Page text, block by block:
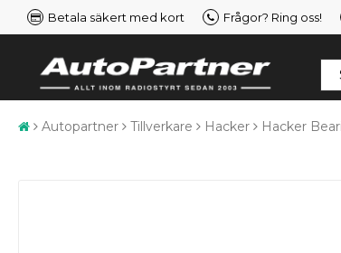
Betala säkert med kort Frågor? Ring oss!
Autopartner Tillverkare Hacker Hacker